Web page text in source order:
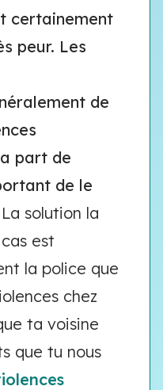
certainement
peur. Les
de
part de
de le
La solution la
est
la police que
chez
ta voisine
que tu nous